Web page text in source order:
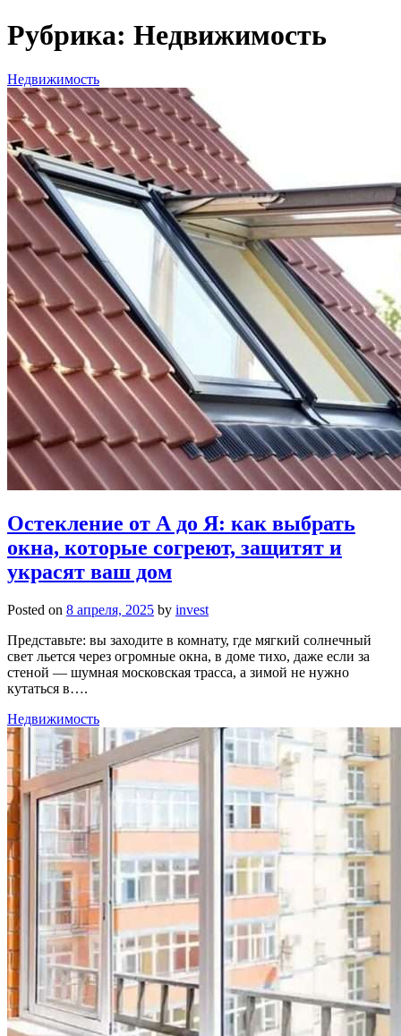
Рубрика: Недвижимость
Недвижимость
Остекление от А до Я: как выбрать
окна, которые согреют, защитят и
украсят ваш дом
Posted on 8 апреля, 2025 by invest
Представьте: вы заходите в комнату, где мягкий солнечный
свет льется через огромные окна, в доме тихо, даже если за
стеной — шумная московская трасса, а зимой не нужно
кутаться в….
Недвижимость